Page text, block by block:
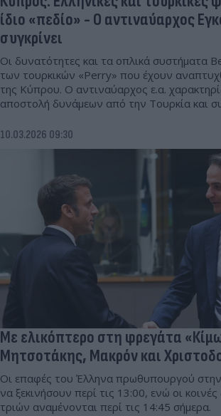
ίδιο «πεδίο» - Ο αντιναύαρχος
συγκρίνει
Οι δυνατότητες και τα οπλικά συστήματα
των τουρκικών «Perry» που έχουν
της Κύπρου. Ο αντιναύαρχος ε.α.
αποστολή δυνάμεων από την Τουρκία και
10.03.2026 09:30
Με ελικόπτερο στη φρεγάτα
Μητσοτάκης, Μακρόν και
Οι επαφές του Έλληνα πρωθυπουργού
να ξεκινήσουν περί τις 13:00, ενώ οι
τριών αναμένονται περί τις 14:45 σήμερα.